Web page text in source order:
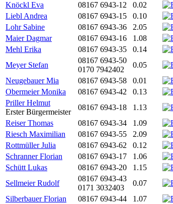
Knöckl Eva
08167 6943-12 0.02
Liebl Andrea
08167 6943-15 0.10
Lohr Sabine
08167 6943-36 2.05
Maier Dagmar
08167 6943-16 1.08
Mehl Erika
08167 6943-35 0.14
Meyer Stefan
08167 6943-50
0170 7942402
0.05
Neugebauer Mia
08167 6943-58 0.01
Obermeier Monika
08167 6943-42 0.13
Priller Helmut
Erster Bürgermeister
08167 6943-18 1.13
Reiser Thomas
08167 6943-34 1.09
Riesch Maximilian
08167 6943-55 2.09
Rottmüller Julia
08167 6943-62 0.12
Schranner Florian
08167 6943-17 1.06
Schütt Lukas
08167 6943-20 1.15
Sellmeier Rudolf
08167 6943-43
0171 3032403
0.07
Silberbauer Florian
08167 6943-44 1.07